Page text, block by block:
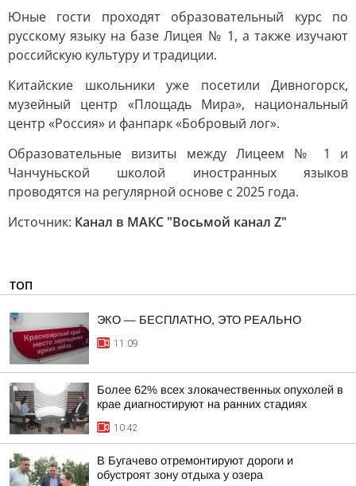
Юные гости проходят образовательный курс по
русскому языку на базе Лицея № 1, а также изучают
российскую культуру и традиции.
Китайские школьники уже посетили Дивногорск,
музейный центр «Площадь Мира», национальный
центр «Россия» и фанпарк «Бобровый лог».
Образовательные визиты между Лицеем № 1 и
Чанчуньской школой иностранных языков
проводятся на регулярной основе с 2025 года.
Источник: Канал в МАКС "Восьмой канал Z"
ТОП
ЭКО — БЕСПЛАТНО, ЭТО РЕАЛЬНО
11:09
Более 62% всех злокачественных опухолей в
крае диагностируют на ранних стадиях
10:42
В Бугачево отремонтируют дороги и
обустроят зону отдыха у озера